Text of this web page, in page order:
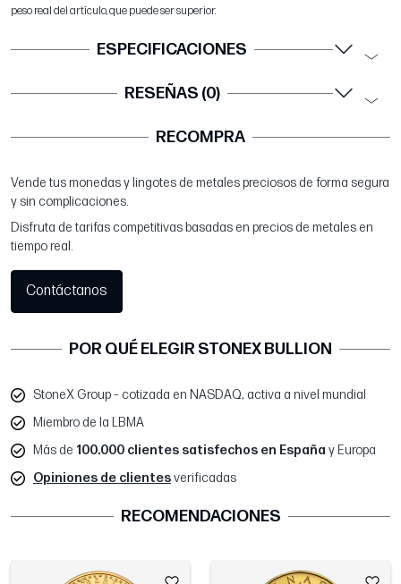
peso real del artículo, que puede ser superior.
ESPECIFICACIONES
RESEÑAS (0)
RECOMPRA
Vende tus monedas y lingotes de metales preciosos de forma segura
y sin complicaciones.
Disfruta de tarifas competitivas basadas en precios de metales en
tiempo real.
Contáctanos
POR QUÉ ELEGIR STONEX BULLION
StoneX Group – cotizada en NASDAQ, activa a nivel mundial
Miembro de la LBMA
Más de 100.000 clientes satisfechos en España y Europa
Opiniones de clientesverificadas
RECOMENDACIONES